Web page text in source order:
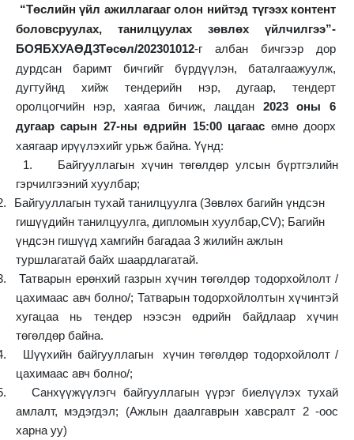
“Төслийн үйл ажиллагааг олон нийтэд түгээх контент
боловсруулах, танилцуулахзөвлөх үйлчилгээ”-
БОЯБХУАӨДЗТөсөл/202301012-галбан бичгээр дор
дурдсан баримт бичгийг бүрдүүлэн, баталгаажуулж,
дугтуйнд хийж тендерийн нэр, дугаар, тендерт
оролцогчийн нэр, хаягаа бичиж, лацдан 2023 оны 6
дугаар сарын 27-ны өдрийн 15:00 цагаас өмнө доорх
хаягаар ирүүлэхийг урьж байна. Үүнд:
1.
Байгууллагын хүчин төгөлдөр улсын бүртгэлийн
гэрчилгээний хуулбар;
Байгууллагын тухай танилцуулга (Зөвлөх багийн үндсэн
гишүүдийн танилцуулга, дипломын хуулбар,CV); Багийн
үндсэн гишүүд хамгийн багадаа 3 жилийн ажлын
туршлагатай байх шаардлагатай.
Татварын ерөнхий газрын хүчин төгөлдөр тодорхойлолт /
цахимаас авч болно/; Татварын тодорхойлолтын хүчинтэй
хугацаа нь тендер нээсэн өдрийн байдлаар хүчин
төгөлдөр байна.
Шүүхийн байгууллагын хүчин төгөлдөр тодорхойлолт /
цахимаас авч болно/;
Санхүүжүүлэгч байгууллагын үүрэг биелүүлэх тухай
амлалт, мэдэгдэл; (Ажлын даалгаврын хавсралт 2 -оос
харна уу)